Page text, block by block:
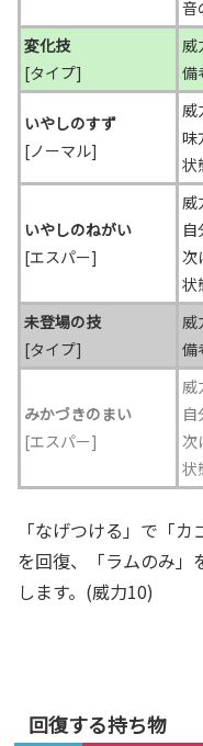
音
変化技
[タイプ]
威
備
いやしのすず
[ノーマル]
味
状
いやしのねがい
[エスパー]
威
自
次
状
未登場の技
[タイプ]
威
備
みかづきのまい
[エスパー]
威
自
次
状
「なげつける」で「
を回復、「ラムのみ」
します。(威力10)
回復する持ち物